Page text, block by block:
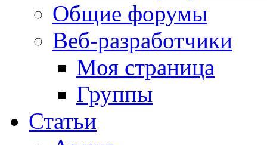
Общие форумы
Веб-разработчики
Моя страница
Группы
Статьи